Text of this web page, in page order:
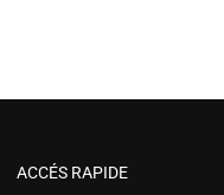
ACCÉS RAPIDE